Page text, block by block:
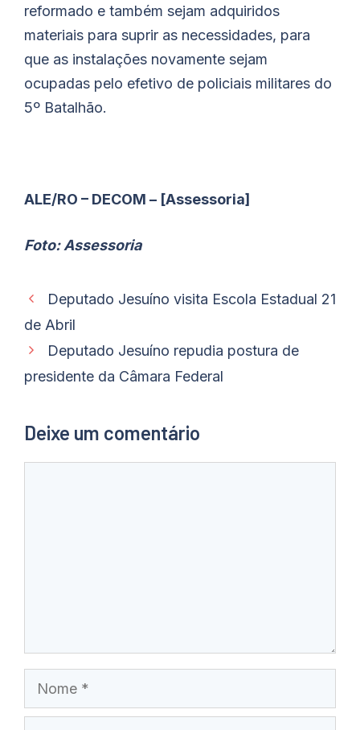
reformado e também sejam adquiridos
materiais para suprir as necessidades, para
que as instalações novamente sejam
ocupadas pelo efetivo de policiais militares do
5º Batalhão.
ALE/RO – DECOM – [Assessoria]
Foto: Assessoria
Deputado Jesuíno visita Escola Estadual 21
de Abril
Deputado Jesuíno repudia postura de
presidente da Câmara Federal
Deixe um comentário
Nome